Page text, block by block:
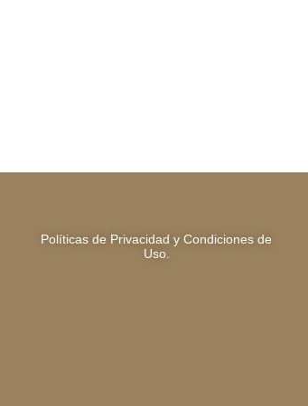
Políticas de Privacidad y Condiciones de
Uso.